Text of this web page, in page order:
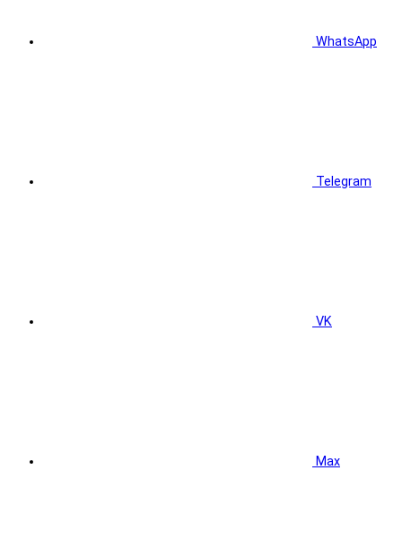
WhatsApp
Telegram
VK
Max